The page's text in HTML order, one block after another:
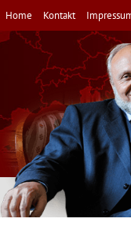
Direkt
zum
Inhalt
Home Kontakt